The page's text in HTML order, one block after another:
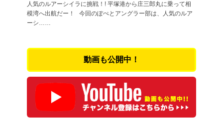
人気のルアーシイラに挑戦！! 平塚港から庄三郎丸に乗って相
模湾へ出航だー！ 今回のぽぺとアングラー部は、人気のルア
ーシ……
動画も公開中！